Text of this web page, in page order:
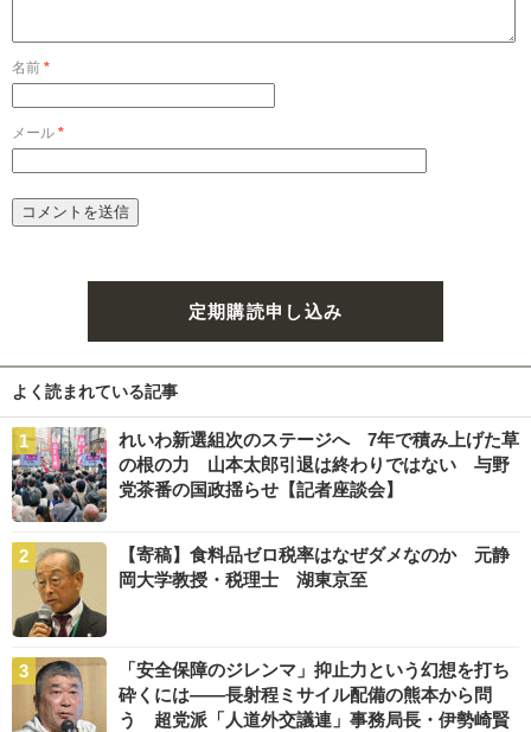
名前 *
メール *
定期購読申し込み
よく読まれている記事
れいわ新選組次のステージへ 7年で積み上げた草
の根の力 山本太郎引退は終わりではない 与野
党茶番の国政揺らせ【記者座談会】
【寄稿】食料品ゼロ税率はなぜダメなのか 元静
岡大学教授・税理士 湖東京至
「安全保障のジレンマ」抑止力という幻想を打ち
砕くには――長射程ミサイル配備の熊本から問
う 超党派「人道外交議連」事務局長・伊勢崎賢